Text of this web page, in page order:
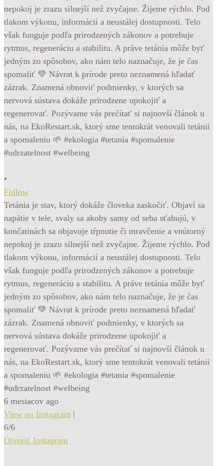
•
Follow
Tetánia je stav, ktorý dokáže človeka zaskočiť. Objaví sa
napätie v tele, svaly sa akoby samy od seba sťahujú, v
končatinách sa objavuje tŕpnutie či mravčenie a vnútorný
nepokoj je zrazu silnejší než zvyčajne. Žijeme rýchlo. Pod
tlakom výkonu, informácií a neustálej dostupnosti. Telo
však funguje podľa prirodzených zákonov a potrebuje
rytmus, regeneráciu a stabilitu. A práve tetánia môže byť
jedným zo spôsobov, ako nám telo naznačuje, že je čas
spomaliť 💚 Návrat k prírode preto neznamená hľadať
zázrak. Znamená obnoviť podmienky, v ktorých sa
nervová sústava dokáže prirodzene upokojiť a
regenerovať. Pozývame vás prečítať si najnovší článok u
nás, na EkoRestart.sk, ktorý sme tentokrát venovali tetánii
a spomaleniu 🌱 #ekologia #tetania #spomalenie
#udrzatelnost #welbeing
6 mesiacov ago
View on Instagram |
6/6
Otvoriť Instagram